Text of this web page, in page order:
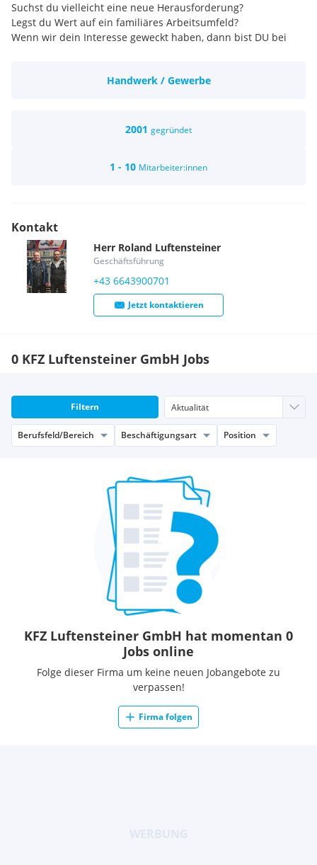
Suchst du vielleicht eine neue Herausforderung?
Legst du Wert auf ein familiäres Arbeitsumfeld?
Wenn wir dein Interesse geweckt haben, dann bist DU bei
WIR FREUEN UNS AUF DEINE BEWERBUNG
Handwerk / Gewerbe
2001 gegründet
1 - 10 Mitarbeiter:innen
Kontakt
Herr Roland Luftensteiner
Geschäftsführung
+43 6643900701
Jetzt kontaktieren
0 KFZ Luftensteiner GmbH Jobs
Filtern
Berufsfeld/Bereich Beschäftigungsart Position
KFZ Luftensteiner GmbH hat momentan 0
Jobs online
Folge dieser Firma um keine neuen Jobangebote zu
verpassen!
Firma folgen